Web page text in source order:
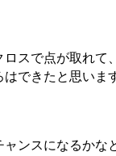
スで点が取れて
できたと思いま
ンスになるかな